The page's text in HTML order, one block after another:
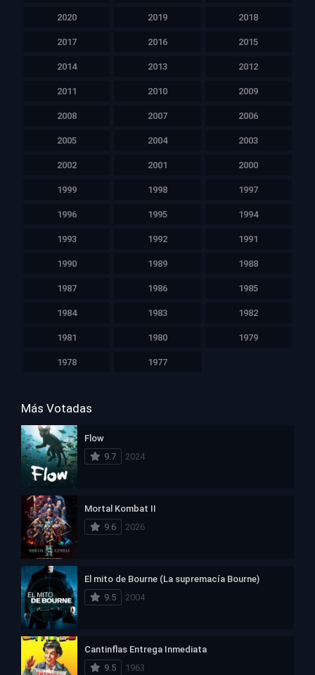
2020 2019 2018
2017 2016 2015
2014 2013 2012
2011 2010 2009
2008 2007 2006
2005 2004 2003
2002 2001 2000
1999 1998 1997
1996 1995 1994
1993 1992 1991
1990 1989 1988
1987 1986 1985
1984 1983 1982
1981 1980 1979
1978 1977
Más Votadas
Flow
9.7
2024
Mortal Kombat II
9.6
2026
El mito de Bourne (La supremacía Bourne)
9.5
2004
Cantinflas Entrega Inmediata
9.5
1963